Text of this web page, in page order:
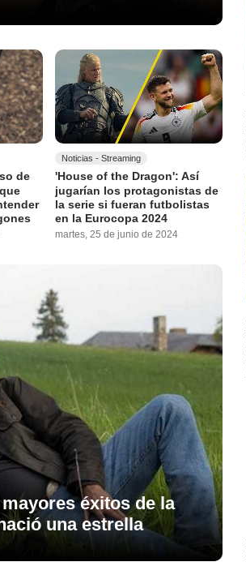
de
Noticias - Streaming
'House of the Dragon': Así
jugarían los protagonistas de
la serie si fueran futbolistas
en la Eurocopa 2024
martes, 25 de junio de 2024
éxitos de la
una estrella